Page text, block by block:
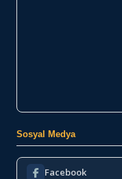
Sosyal Medya
Facebook